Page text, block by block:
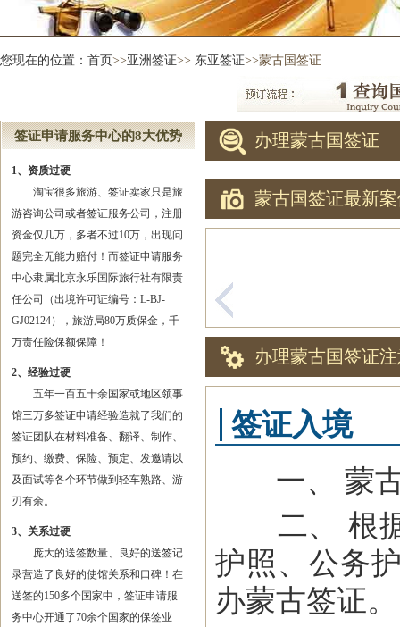
您现在的位置： 首页>>亚洲签证>> 东亚签证>>蒙古国签证
签证申请服务中心的8大优势
1、资质过硬
淘宝很多旅游、签证卖家只是旅
游咨询公司或者签证服务公司，注册
资金仅几万，多者不过10万，出现问
题完全无能力赔付！而签证申请服务
中心隶属北京永乐国际旅行社有限责
任公司（出境许可证编号：L-BJ-
GJ02124），旅游局80万质保金，千
万责任险保额保障！
2、经验过硬
五年一百五十余国家或地区领事
馆三万多签证申请经验造就了我们的
签证团队在材料准备、翻译、制作、
预约、缴费、保险、预定、发邀请以
及面试等各个环节做到轻车熟路、游
刃有余。
3、关系过硬
庞大的送签数量、良好的送签记
录营造了良好的使馆关系和口碑！在
送签的150多个国家中，签证申请服
务中心开通了70余个国家的保签业
办理蒙古国签证
蒙古国签证最新
办理蒙古国签证
签证入境
一、 蒙古
二、 根据
护照、公务
办蒙古签证。